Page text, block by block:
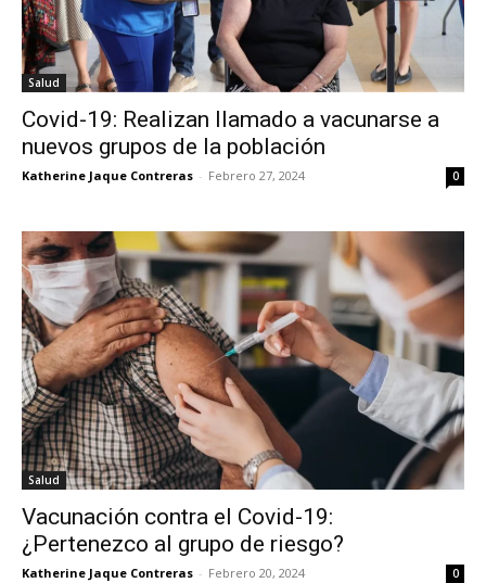
Salud
Covid-19: Realizan llamado a vacunarse a
nuevos grupos de la población
Katherine Jaque Contreras - Febrero 27, 2024 0
Salud
Vacunación contra el Covid-19:
¿Pertenezco al grupo de riesgo?
Katherine Jaque Contreras - Febrero 20, 2024 0